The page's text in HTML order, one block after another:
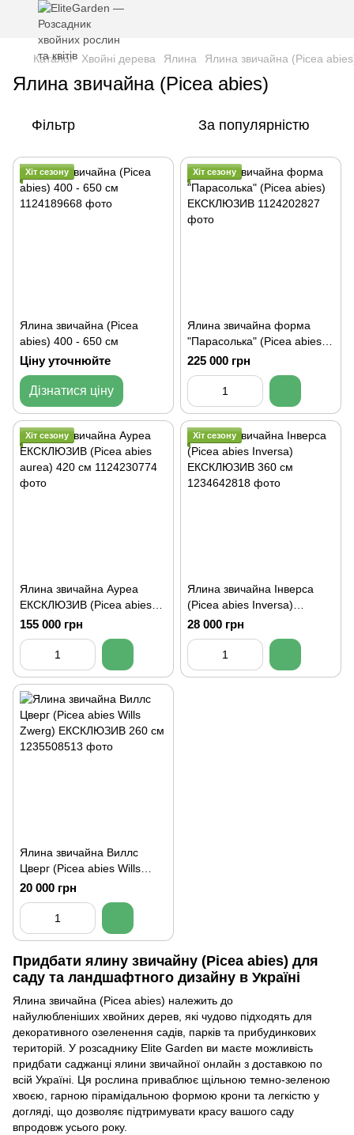
Каталог Хвойні дерева Ялина Ялина звичайна (Picea
Ялина звичайна (Picea abies)
Фільтр За популярністю
Хіт сезону
Ялина звичайна (Picea
abies) 400 - 650 см
Ціну уточнюйте
Дізнатися ціну
Хіт сезону
Ялина звичайна форма
"Парасолька" (Picea abies)
ЕКСКЛЮЗИВ
225 000 грн
Хіт сезону
Ялина звичайна Ауреа
ЕКСКЛЮЗИВ (Picea abies
aurea) 420 см
155 000 грн
Хіт сезону
Ялина звичайна Інверса
(Picea abies Inversa)
ЕКСКЛЮЗИВ 360 см
28 000 грн
Ялина звичайна Виллс
Цверг (Picea abies Wills
Zwerg) ЕКСКЛЮЗИВ 260 см
20 000 грн
Придбати ялину звичайну (Picea abies) для
саду та ландшафтного дизайну в Україні
Ялина звичайна (Picea abies) належить до
найулюбленіших хвойних дерев, які чудово підходять для
декоративного озеленення садів, парків та прибудинкових
територій. У розсаднику Elite Garden ви маєте можливість
придбати саджанці ялини звичайної онлайн з доставкою по
всій Україні. Ця рослина приваблює щільною темно-зеленою
хвоєю, гарною пірамідальною формою крони та легкістю у
догляді, що дозволяє підтримувати красу вашого саду
впродовж усього року.